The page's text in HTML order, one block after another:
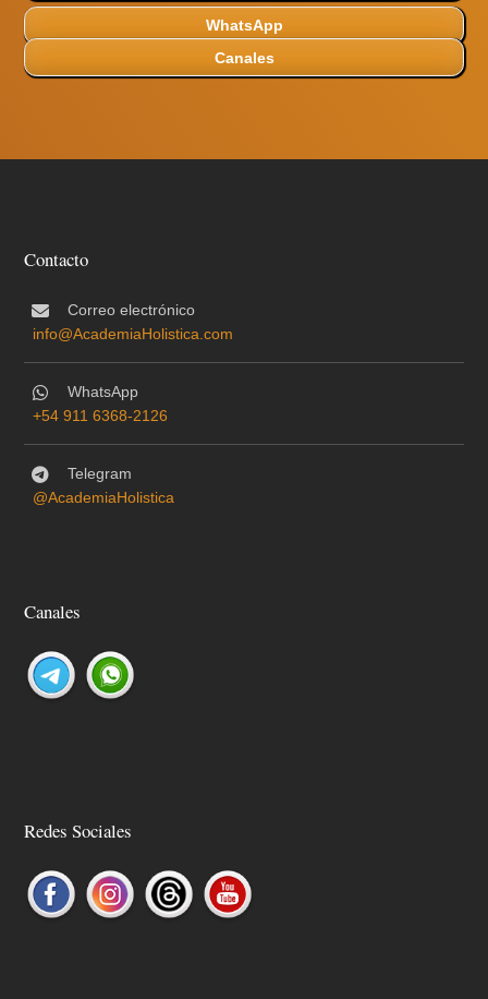
WhatsApp
Contacto
Correo electrónico
info@AcademiaHolistica.com
WhatsApp
+54 911 6368-2126
Telegram
@AcademiaHolistica
Canales
Redes Sociales